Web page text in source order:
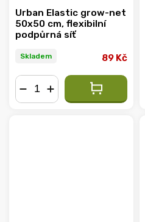
Urban Elastic grow-net
50x50 cm, flexibilní
podpůrná síť
Skladem 89 Kč